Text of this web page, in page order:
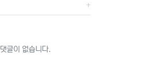
댓글이 없습니다.